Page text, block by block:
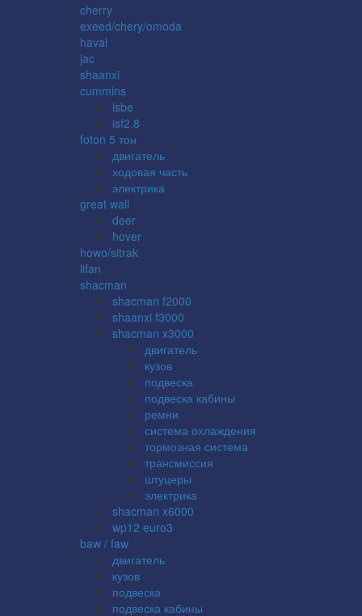
cherry
exeed/chery/omoda
haval
jac
shaanxi
cummins
isbe
isf2.8
foton 5 тон
двигатель
ходовая часть
электрика
great wall
deer
hover
howo/sitrak
lifan
shacman
shacman f2000
shaanxi f3000
shacman x3000
двигатель
кузов
подвеска
подвеска кабины
ремни
система охлаждения
тормозная система
трансмиссия
штуцеры
электрика
shacman x6000
wp12 euro3
baw / faw
двигатель
кузов
подвеска
подвеска кабины